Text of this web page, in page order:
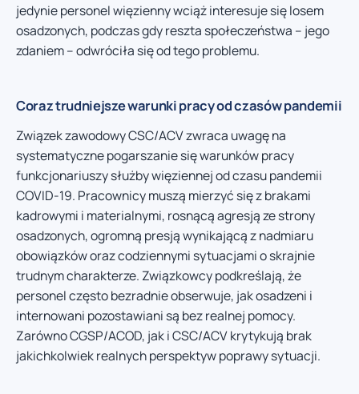
jedynie personel więzienny wciąż interesuje się losem
osadzonych, podczas gdy reszta społeczeństwa – jego
zdaniem – odwróciła się od tego problemu.
Coraz trudniejsze warunki pracy od czasów pandemii
Związek zawodowy CSC/ACV zwraca uwagę na
systematyczne pogarszanie się warunków pracy
funkcjonariuszy służby więziennej od czasu pandemii
COVID-19. Pracownicy muszą mierzyć się z brakami
kadrowymi i materialnymi, rosnącą agresją ze strony
osadzonych, ogromną presją wynikającą z nadmiaru
obowiązków oraz codziennymi sytuacjami o skrajnie
trudnym charakterze. Związkowcy podkreślają, że
personel często bezradnie obserwuje, jak osadzeni i
internowani pozostawiani są bez realnej pomocy.
Zarówno CGSP/ACOD, jak i CSC/ACV krytykują brak
jakichkolwiek realnych perspektyw poprawy sytuacji.